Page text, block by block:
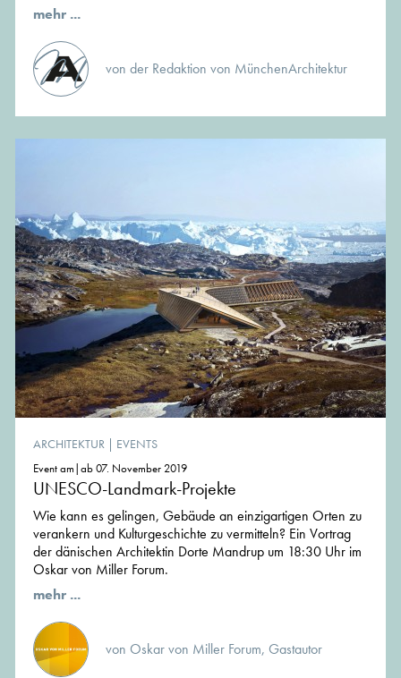
mehr ...
von der Redaktion von MünchenArchitektur
ARCHITEKTUR | EVENTS
Event am|ab 07. November 2019
UNESCO-Landmark-Projekte
Wie kann es gelingen, Gebäude an einzigartigen Orten zu
verankern und Kulturgeschichte zu vermitteln? Ein Vortrag
der dänischen Architektin Dorte Mandrup um 18:30 Uhr im
Oskar von Miller Forum.
mehr ...
von Oskar von Miller Forum, Gastautor